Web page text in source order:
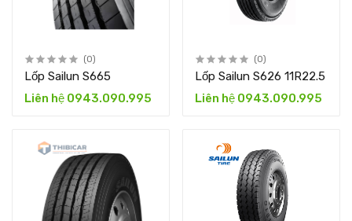
(0)
Lốp Sailun S665
Liên hệ 0943.090.995
(0)
Lốp Sailun S626 11R22.5
Liên hệ 0943.090.995